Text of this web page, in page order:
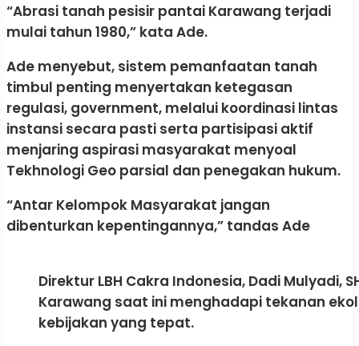
“Abrasi tanah pesisir pantai Karawang terjadi
mulai tahun 1980,” kata Ade.
Ade menyebut, sistem pemanfaatan tanah
timbul penting menyertakan ketegasan
regulasi, government, melalui koordinasi lintas
instansi secara pasti serta partisipasi aktif
menjaring aspirasi masyarakat menyoal
Tekhnologi Geo parsial dan penegakan hukum.
“Antar Kelompok Masyarakat jangan
dibenturkan kepentingannya,” tandas Ade
Direktur LBH Cakra Indonesia, Dadi Mulyadi,
Karawang saat ini menghadapi tekanan
kebijakan yang tepat.